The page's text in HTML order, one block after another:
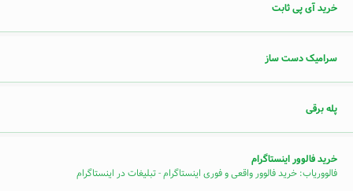
خرید آی پی ثابت
سرامیک دست ساز
پله برقی
خرید فالوور اینستاگرام
فالووریاب: خرید فالوور واقعی و فوری اینستاگرام - تبلیغات در اینستاگرام